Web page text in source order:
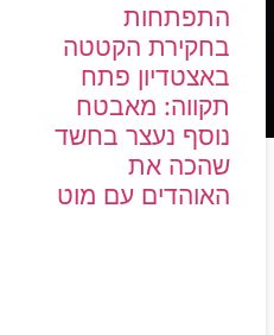
התפתחות
בחקירת הקטטה
באצטדיון פתח
תקווה: מאבטח
נוסף נעצר בחשד
שהכה את
האוהדים עם מוט